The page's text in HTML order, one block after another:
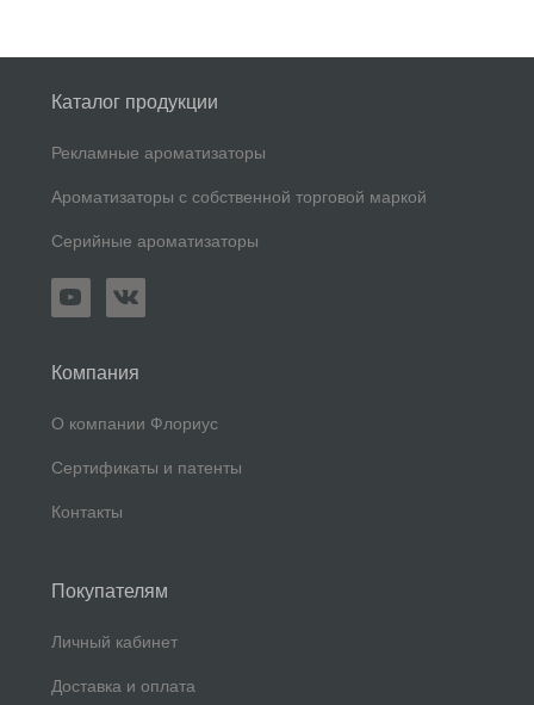
Каталог продукции
Рекламные ароматизаторы
Ароматизаторы с собственной торговой маркой
Серийные ароматизаторы
Компания
О компании Флориус
Сертификаты и патенты
Контакты
Покупателям
Личный кабинет
Доставка и оплата